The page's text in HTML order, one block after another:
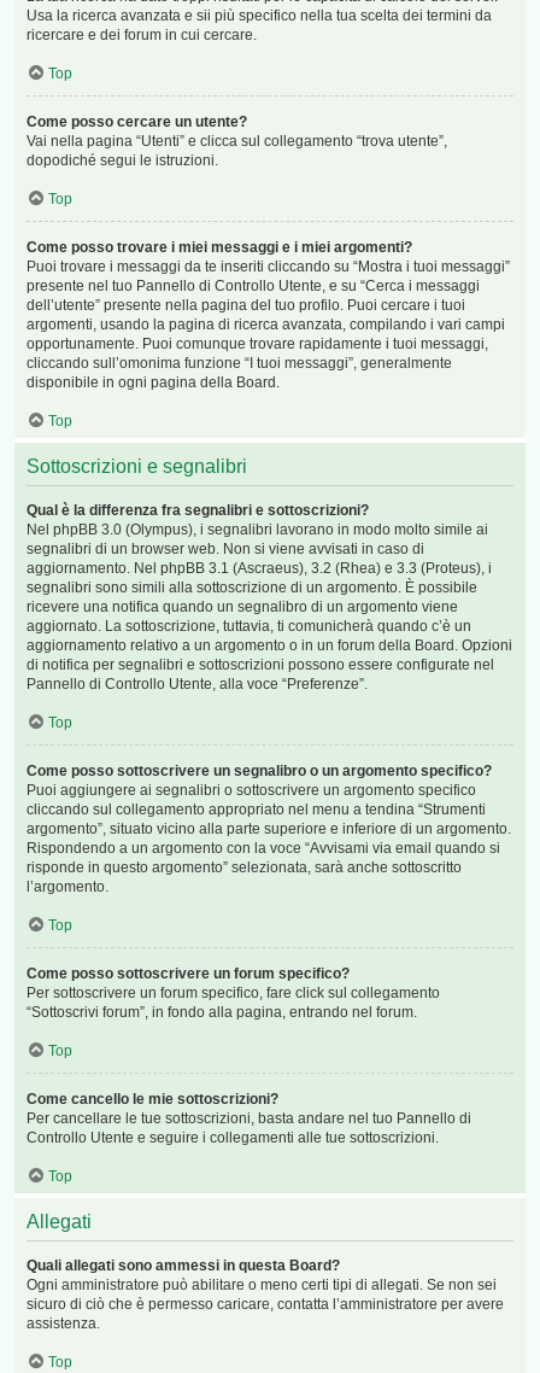
Usa la ricerca avanzata e sii più specifico nella tua scelta dei termini da
ricercare e dei forum in cui cercare.
Top
Come posso cercare un utente?
Vai nella pagina “Utenti” e clicca sul collegamento “trova utente”,
dopodiché segui le istruzioni.
Top
Come posso trovare i miei messaggi e i miei argomenti?
Puoi trovare i messaggi da te inseriti cliccando su “Mostra i tuoi messaggi”
presente nel tuo Pannello di Controllo Utente, e su “Cerca i messaggi
dell’utente” presente nella pagina del tuo profilo. Puoi cercare i tuoi
argomenti, usando la pagina di ricerca avanzata, compilando i vari campi
opportunamente. Puoi comunque trovare rapidamente i tuoi messaggi,
cliccando sull’omonima funzione “I tuoi messaggi”, generalmente
disponibile in ogni pagina della Board.
Top
Sottoscrizioni e segnalibri
Qual è la differenza fra segnalibri e sottoscrizioni?
Nel phpBB 3.0 (Olympus), i segnalibri lavorano in modo molto simile ai
segnalibri di un browser web. Non si viene avvisati in caso di
aggiornamento. Nel phpBB 3.1 (Ascraeus), 3.2 (Rhea) e 3.3 (Proteus), i
segnalibri sono simili alla sottoscrizione di un argomento. È possibile
ricevere una notifica quando un segnalibro di un argomento viene
aggiornato. La sottoscrizione, tuttavia, ti comunicherà quando c’è un
aggiornamento relativo a un argomento o in un forum della Board. Opzioni
di notifica per segnalibri e sottoscrizioni possono essere configurate nel
Pannello di Controllo Utente, alla voce “Preferenze”.
Top
Come posso sottoscrivere un segnalibro o un argomento specifico?
Puoi aggiungere ai segnalibri o sottoscrivere un argomento specifico
cliccando sul collegamento appropriato nel menu a tendina “Strumenti
argomento”, situato vicino alla parte superiore e inferiore di un argomento.
Rispondendo a un argomento con la voce “Avvisami via email quando si
risponde in questo argomento” selezionata, sarà anche sottoscritto
l’argomento.
Top
Come posso sottoscrivere un forum specifico?
Per sottoscrivere un forum specifico, fare click sul collegamento
“Sottoscrivi forum”, in fondo alla pagina, entrando nel forum.
Top
Come cancello le mie sottoscrizioni?
Per cancellare le tue sottoscrizioni, basta andare nel tuo Pannello di
Controllo Utente e seguire i collegamenti alle tue sottoscrizioni.
Top
Allegati
Quali allegati sono ammessi in questa Board?
Ogni amministratore può abilitare o meno certi tipi di allegati. Se non sei
sicuro di ciò che è permesso caricare, contatta l’amministratore per avere
assistenza.
Top